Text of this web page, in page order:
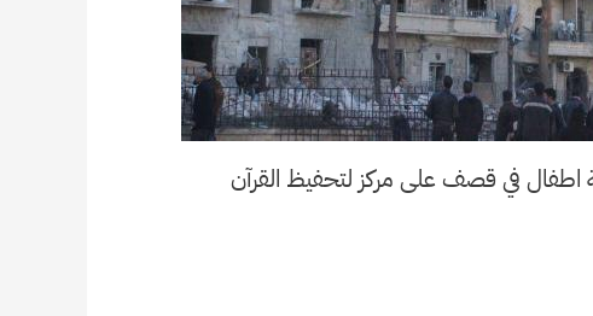
اطفال في قصف على مركز لتحفيظ القرآن